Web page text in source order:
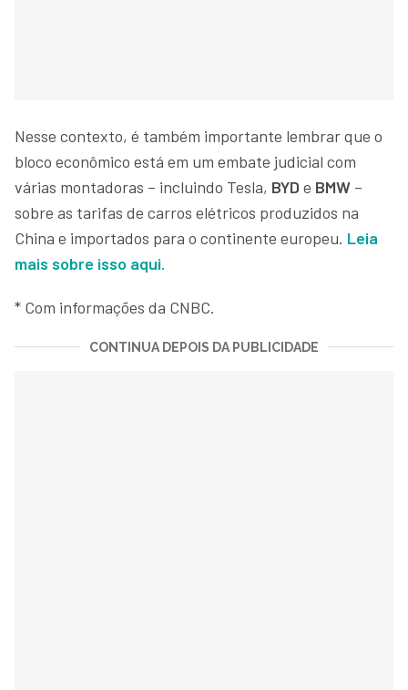
Nesse contexto, é também importante lembrar que o
bloco econômico está em um embate judicial com
várias montadoras – incluindo Tesla, BYD e BMW –
sobre as tarifas de carros elétricos produzidos na
China e importados para o continente europeu. Leia
mais sobre isso aqui.
* Com informações da CNBC.
CONTINUA DEPOIS DA PUBLICIDADE